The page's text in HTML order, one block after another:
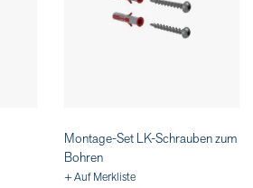
Montage-Set LK-Schrauben zum
Bohren
+ Auf Merkliste